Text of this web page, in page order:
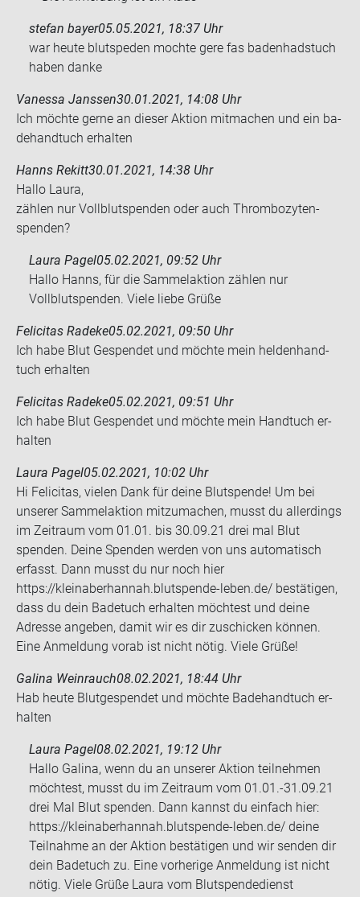
stefan bayer05.05.2021, 18:37 Uhr
war heute blut­spe­den moch­te gere fas ba­den­had­s­tuch
haben danke
Vanessa Janssen30.01.2021, 14:08 Uhr
Ich möch­te gerne an die­ser Ak­ti­on mit­ma­chen und ein ba­
de­hand­tuch er­hal­ten
Hanns Rekitt30.01.2021, 14:38 Uhr
Hallo Laura,
zäh­len nur Voll­blut­spen­den oder auch Throm­bo­zy­ten­
spen­den?
Laura Pagel05.02.2021, 09:52 Uhr
Hallo Hanns, für die Sammelaktion zählen nur
Vollblutspenden. Viele liebe Grüße
Felicitas Radeke05.02.2021, 09:50 Uhr
Ich habe Blut Ge­spen­det und möch­te mein hel­den­hand­
tuch er­hal­ten
Felicitas Radeke05.02.2021, 09:51 Uhr
Ich habe Blut Ge­spen­det und möch­te mein Hand­tuch er­
hal­ten
Laura Pagel05.02.2021, 10:02 Uhr
Hi Felicitas, vielen Dank für deine Blutspende! Um bei
unserer Sammelaktion mitzumachen, musst du allerdings
im Zeitraum vom 01.01. bis 30.09.21 drei mal Blut
spenden. Deine Spenden werden von uns automatisch
erfasst. Dann musst du nur noch hier
https://kleinaberhannah.blutspende-leben.de/ bestätigen,
dass du dein Badetuch erhalten möchtest und deine
Adresse angeben, damit wir es dir zuschicken können.
Eine Anmeldung vorab ist nicht nötig. Viele Grüße!
Galina Weinrauch08.02.2021, 18:44 Uhr
Hab heute Blut­ge­spen­det und möch­te Ba­de­hand­tuch er­
hal­ten
Laura Pagel08.02.2021, 19:12 Uhr
Hallo Galina, wenn du an unserer Aktion teilnehmen
möchtest, musst du im Zeitraum vom 01.01.-31.09.21
drei Mal Blut spenden. Dann kannst du einfach hier:
https://kleinaberhannah.blutspende-leben.de/ deine
Teilnahme an der Aktion bestätigen und wir senden dir
dein Badetuch zu. Eine vorherige Anmeldung ist nicht
nötig. Viele Grüße Laura vom Blutspendedienst